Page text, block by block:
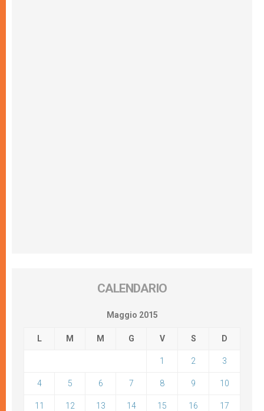
CALENDARIO
Maggio 2015
L M M G V S D
1 2 3
4 5 6 7 8 9 10
11 12 13 14 15 16 17